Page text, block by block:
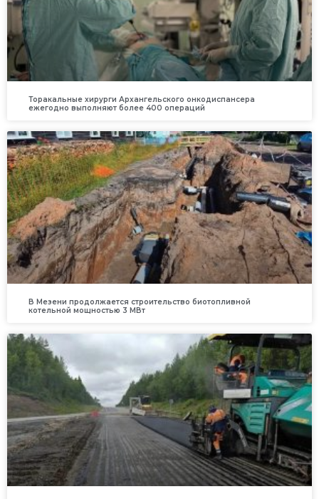
Торакальные хирурги Архангельского онкодиспансера
ежегодно выполняют более 400 операций
В Мезени продолжается строительство биотопливной
котельной мощностью 3 МВт